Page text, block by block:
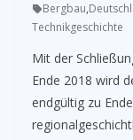
Bergbau,
Technikgeschichte
Mit der
Ende 2018 wird
endgültig zu